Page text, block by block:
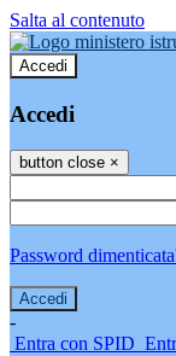
Salta al contenuto
Accedi
Accedi
button close ×
Password
-
Entra con SPID